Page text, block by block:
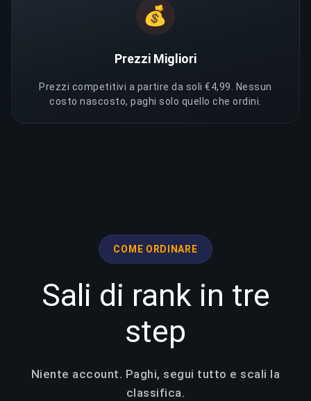
💰
Prezzi Migliori
Prezzi competitivi a partire da soli €4,99. Nessun
costo nascosto, paghi solo quello che ordini.
COME ORDINARE
Sali di rank in tre
step
Niente account. Paghi, segui tutto e scali la
classifica.